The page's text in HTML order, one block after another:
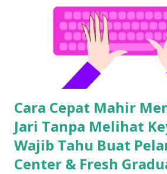
Cara Cepat Mahir
Jari Tanpa Melihat
Wajib Tahu Buat
Center & Fresh